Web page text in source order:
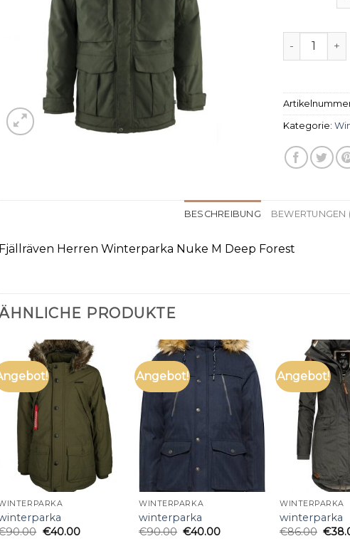
winterparka
Kategorie:
BESCHREIBUNG BEWERTUNGEN
Fjällräven Herren Winterparka Nuke M Deep Forest
PRODUKTE
90.00 €40.00
Angebot!
WINTERPARKA
winterparka
€90.00 €40.00
Angebot!
WINTERPARKA
winterparka
€86.00 €